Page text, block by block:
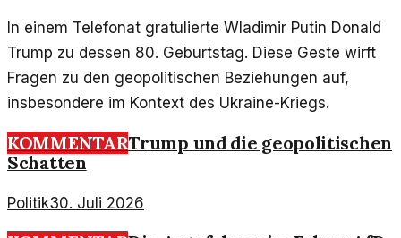
In einem Telefonat gratulierte Wladimir Putin Donald
Trump zu dessen 80. Geburtstag. Diese Geste wirft
Fragen zu den geopolitischen Beziehungen auf,
insbesondere im Kontext des Ukraine-Kriegs.
KOMMENTARTrump und die geopolitischen
Schatten
Politik30. Juli 2026